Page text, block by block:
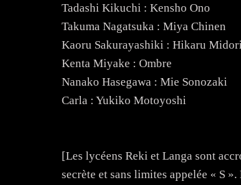
Tadashi Kikuchi : Kensho Ono
Takuma Nagatsuka : Miya Chinen
Kaoru Sakurayashiki : Hikaru
Kenta Miyake : Ombre
Nanako Hasegawa : Mie Sonozaki
Carla : Yukiko Motoyoshi
[Les lycéens Reki et Langa sont
secrète et sans limites appelée « S